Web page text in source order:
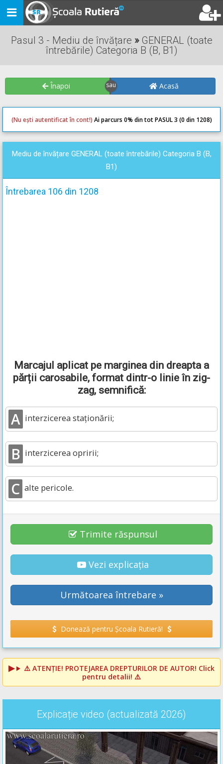
Toggle
navigation
Pasul 3 - Mediu de învățare »GENERAL (toate
întrebările) Categoria B (B, B1)
Înapoi Acasă
(Nu ești autentificat în cont!) Ai parcurs 0% din tot PASUL 3 (0 din 1208)
0
Mediu de învățare GENERAL (toate întrebările) Categoria B (B,
B1)
Întrebarea 106 din 1208
Marcajul aplicat pe marginea din dreapta a
părții carosabile, format dintr-o linie în zig-
zag, semnifică:
A interzicerea staționării;
B interzicerea opririi;
C alte pericole.
Trimite răspunsul
Vezi explicația
Următoarea întrebare »
Donează pentru Școala Rutieră!
⚠️ ATENȚIE! PROTEJAREA DREPTURILOR DE AUTOR! Click
pentru detalii! ⚠️
Explicație video (actualizată 2026)